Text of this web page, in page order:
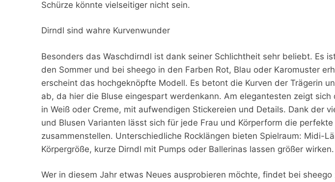
Schürze könnte vielseitiger nicht sein.
Dirndl sind wahre Kurvenwunder
Besonders das Waschdirndl ist dank seiner Schlichtheit sehr beliebt. Es
den Sommer und bei sheego in den Farben Rot, Blau oder Karomuster
erscheint das hochgeknöpfte Modell. Es betont die Kurven der Trägerin
ab, da hier die Bluse eingespart werdenkann. Am elegantesten zeigt sich
in Weiß oder Creme, mit aufwendigen Stickereien und Details. Dank der
und Blusen Varianten lässt sich für jede Frau und Körperform die perfekte
zusammenstellen. Unterschiedliche Rocklängen bieten Spielraum: Midi-
Körpergröße, kurze Dirndl mit Pumps oder Ballerinas lassen größer wirken.
Wer in diesem Jahr etwas Neues ausprobieren möchte, findet bei